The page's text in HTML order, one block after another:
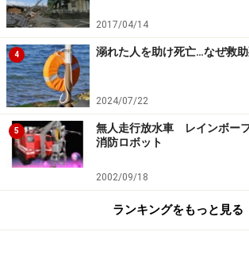
また降雪地域を車で走っていると、たま
雪庇（せっぴ・雪の張り出し）などを見
れらも雪崩の前兆なので、近づかない
う。雪面に雪のころがった後やクラック
発見したときも要注意です。速にその
るようにしないといけません。
スノーレジャーはルールを守っていれば
晴らしい生涯スポーツとなります。家
その素晴らしさを味わっていただきたい
2017/04/14
4 溺れた人を助け死亡…なぜ救
2024/07/22
5
無人走行放水車 レインボー
消防ロボット
2002/09/18
ランキングをもっと見る